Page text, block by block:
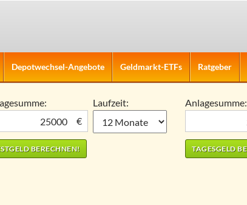
Depotwechsel-Angebote Geldmarkt-ETFs Ratgeber
€
Laufzeit:
Anlagesumme: